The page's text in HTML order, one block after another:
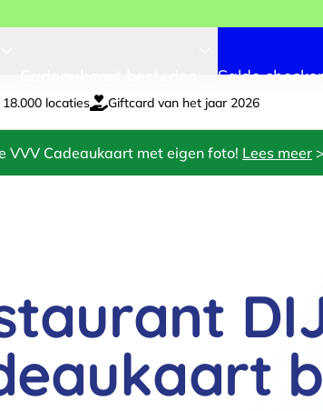
Saldo
locaties Giftcard van het jaar 2026
Cadeaukaart met eigen foto! Lees meer >